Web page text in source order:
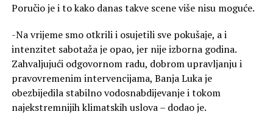
Poručio je i to kako danas takve scene više nisu moguće.
-Na vrijeme smo otkrili i osujetili sve pokušaje, a i
intenzitet sabotaža je opao, jer nije izborna godina.
Zahvaljujući odgovornom radu, dobrom upravljanju i
pravovremenim intervencijama, Banja Luka je
obezbijedila stabilno vodosnabdijevanje i tokom
najekstremnijih klimatskih uslova – dodao je.